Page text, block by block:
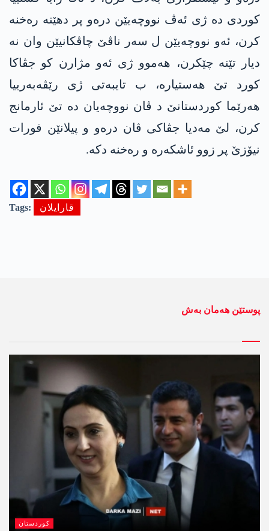
کوردی دە ژی ئەڤ نووچەیێن درەو پر دھێنە رەخنە
کرن، ئەو نووچەیێن ل سەر ناڤێ چاڤکانیێن وان نە
دیار تێنە چێکرن، ھەموو ژی ئەو مژارن کو جڤاکا
کورد تێ ھەستیارە، ب تایبەتی ژی رێڤەبەرییا
ھەرێما کوردستانێ د ڤان نووچەیان دە تێ ئارمانج
کرن، لێ مەدیا جڤاکی ڤان درەو و پیلانێن فورات
نیۆزێ پر زوو ئاشکەرە و رەخنە دکە.
Tags: قارایلان
پوستێن ھەمان بەش
کوردستان